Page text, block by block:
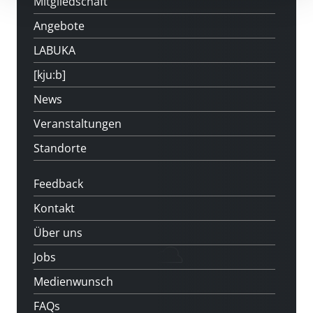
Angebote
LABUKA
[kju:b]
News
Veranstaltungen
Standorte
Feedback
Kontakt
Über uns
Jobs
Medienwunsch
FAQs